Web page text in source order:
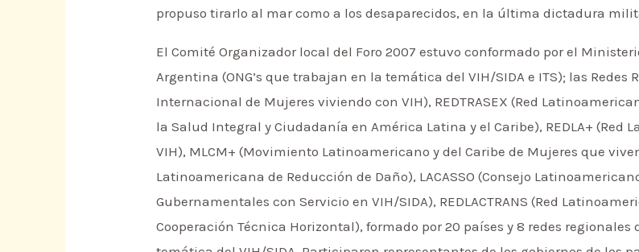
propuso tirarlo al mar como a los desaparecidos, en la última dictadura
El Comité Organizador local del Foro 2007 estuvo conformado por el
Argentina (ONG’s que trabajan en la temática del VIH/SIDA e ITS); las Redes
Internacional de Mujeres viviendo con VIH), REDTRASEX (Red
la Salud Integral y Ciudadanía en América Latina y el Caribe), REDLA+ (Red
VIH), MLCM+ (Movimiento Latinoamericano y del Caribe de Mujeres que viven
Latinoamericana de Reducción de Daño), LACASSO (Consejo
Gubernamentales con Servicio en VIH/SIDA), REDLACTRANS (Red
Cooperación Técnica Horizontal), formado por 20 países y 8 redes